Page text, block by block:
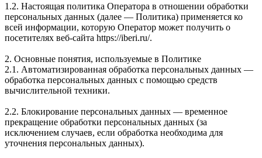
1.2. Настоящая политика Оператора в отношении обработки
персональных данных (далее — Политика) применяется ко
всей информации, которую Оператор может получить о
посетителях веб-сайта https://iberi.ru/.
2. Основные понятия, используемые в Политике
2.1. Автоматизированная обработка персональных данных —
обработка персональных данных с помощью средств
вычислительной техники.
2.2. Блокирование персональных данных — временное
прекращение обработки персональных данных (за
исключением случаев, если обработка необходима для
уточнения персональных данных).